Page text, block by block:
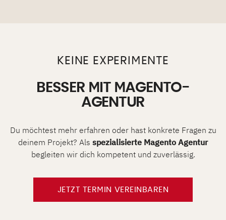
KEINE EXPERIMENTE
BESSER MIT MAGENTO-
AGENTUR
Du möchtest mehr erfahren oder hast konkrete Fragen zu
deinem Projekt? Als spezialisierte Magento Agentur
begleiten wir dich kompetent und zuverlässig.
JETZT TERMIN VEREINBAREN